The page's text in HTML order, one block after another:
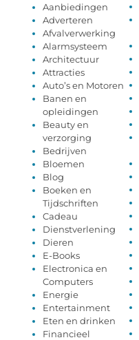
Aanbiedingen
Adverteren
Afvalverwerking
Alarmsysteem
Architectuur
Attracties
Auto’s en Motoren
Banen en
opleidingen
Beauty en
verzorging
Bedrijven
Bloemen
Blog
Boeken en
Tijdschriften
Cadeau
Dienstverlening
Dieren
E-Books
Electronica en
Computers
Energie
Entertainment
Eten en drinken
Financieel